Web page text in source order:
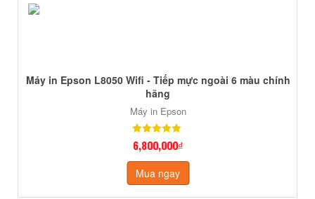
Máy in Epson L8050 Wifi - Tiếp mực ngoài 6 màu chính
hãng
Máy in Epson
6,800,000₫
Mua ngay